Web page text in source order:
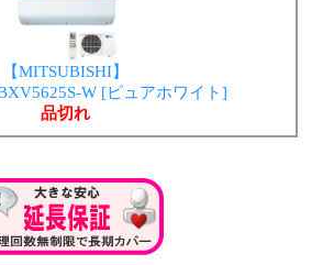
【MITSUBISHI】
W [ピュアホワイト]
品切れ